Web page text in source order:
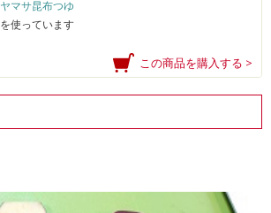
ヤマサ昆布つゆ
を使っています
この商品を購入する >